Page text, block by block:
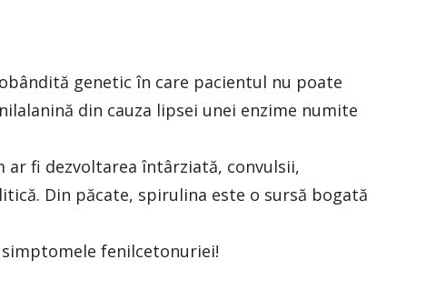
genetic în care pacientul nu poate
din cauza lipsei unei enzime numite
fi dezvoltarea întârziată, convulsii,
Din păcate, spirulina este o sursă bogată
fenilcetonuriei!